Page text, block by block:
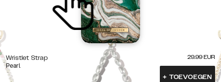
Wristlet Strap
Pearl
29.99 EUR
+ TOEVOEGEN